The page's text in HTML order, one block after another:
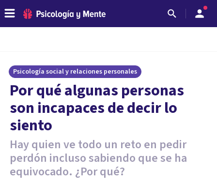
Psicología social y relaciones personales
Por qué algunas personas
son incapaces de decir lo
siento
Hay quien ve todo un reto en pedir
perdón incluso sabiendo que se ha
equivocado. ¿Por qué?